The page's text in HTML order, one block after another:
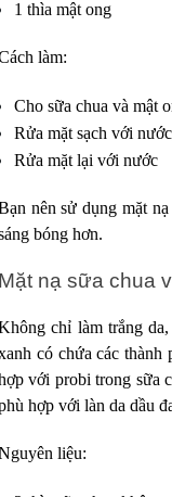
1 thìa mật ong
làm:
Cho sữa chua và mật
Rửa mặt sạch với
Rửa mặt lại với nước
nên sử dụng mặt
bóng hơn.
Mặt nạ sữa chua
chỉ làm trắng
có chứa các thành
với probi trong sữa
hợp với làn da dầu
liệu: